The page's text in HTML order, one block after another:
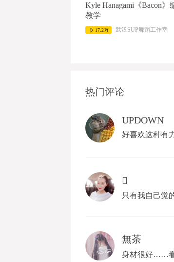
Kyle Hanagami《Bacon》
教学
17.2万 武汉SUP舞蹈工作室
热门评论
UPDOWN
好喜欢这种有

只有我自己觉
無茶
身材很好……